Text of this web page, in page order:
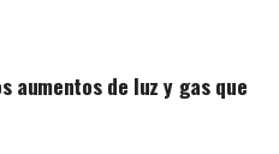
aumentos de luz y gas que